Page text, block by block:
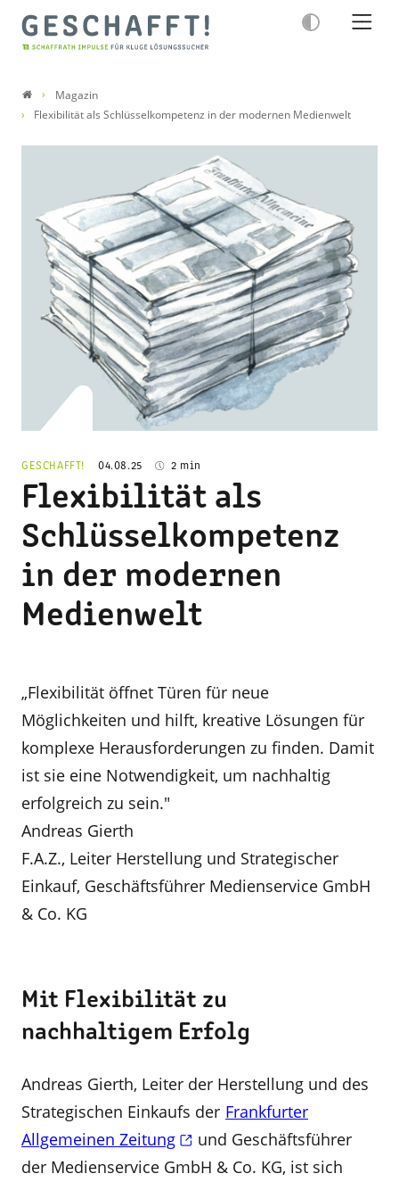
Magazin
Flexibilität als Schlüsselkompetenz in der modernen Medienwelt
GESCHAFFT! 04.08.25 2 min
Flexibilität als
Schlüsselkompetenz
in der modernen
Medienwelt
„Flexibilität öffnet Türen für neue
Möglichkeiten und hilft, kreative Lösungen für
komplexe Herausforderungen zu finden. Damit
ist sie eine Notwendigkeit, um nachhaltig
erfolgreich zu sein."
Andreas Gierth
F.A.Z., Leiter Herstellung und Strategischer
Einkauf, Geschäftsführer Medienservice GmbH
& Co. KG
Mit Flexibilität zu
nachhaltigem Erfolg
Andreas Gierth, Leiter der Herstellung und des
Strategischen Einkaufs der Frankfurter
Allgemeinen Zeitung
und Geschäftsführer
der Medienservice GmbH & Co. KG, ist sich